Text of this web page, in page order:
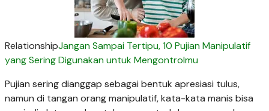
RelationshipJangan Sampai Tertipu, 10 Pujian Manipulatif
yang Sering Digunakan untuk Mengontrolmu
Pujian sering dianggap sebagai bentuk apresiasi tulus,
namun di tangan orang manipulatif, kata-kata manis bisa